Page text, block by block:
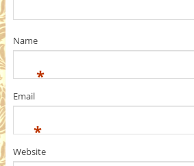
Name
*
Email
*
Website